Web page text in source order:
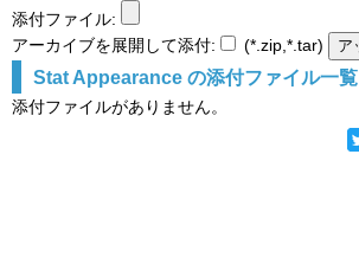
添付ファイル:
アーカイブを展開して添付:
(*.zip,*.tar)
Stat Appearance の添付ファイル一覧
添付ファイルがありません。